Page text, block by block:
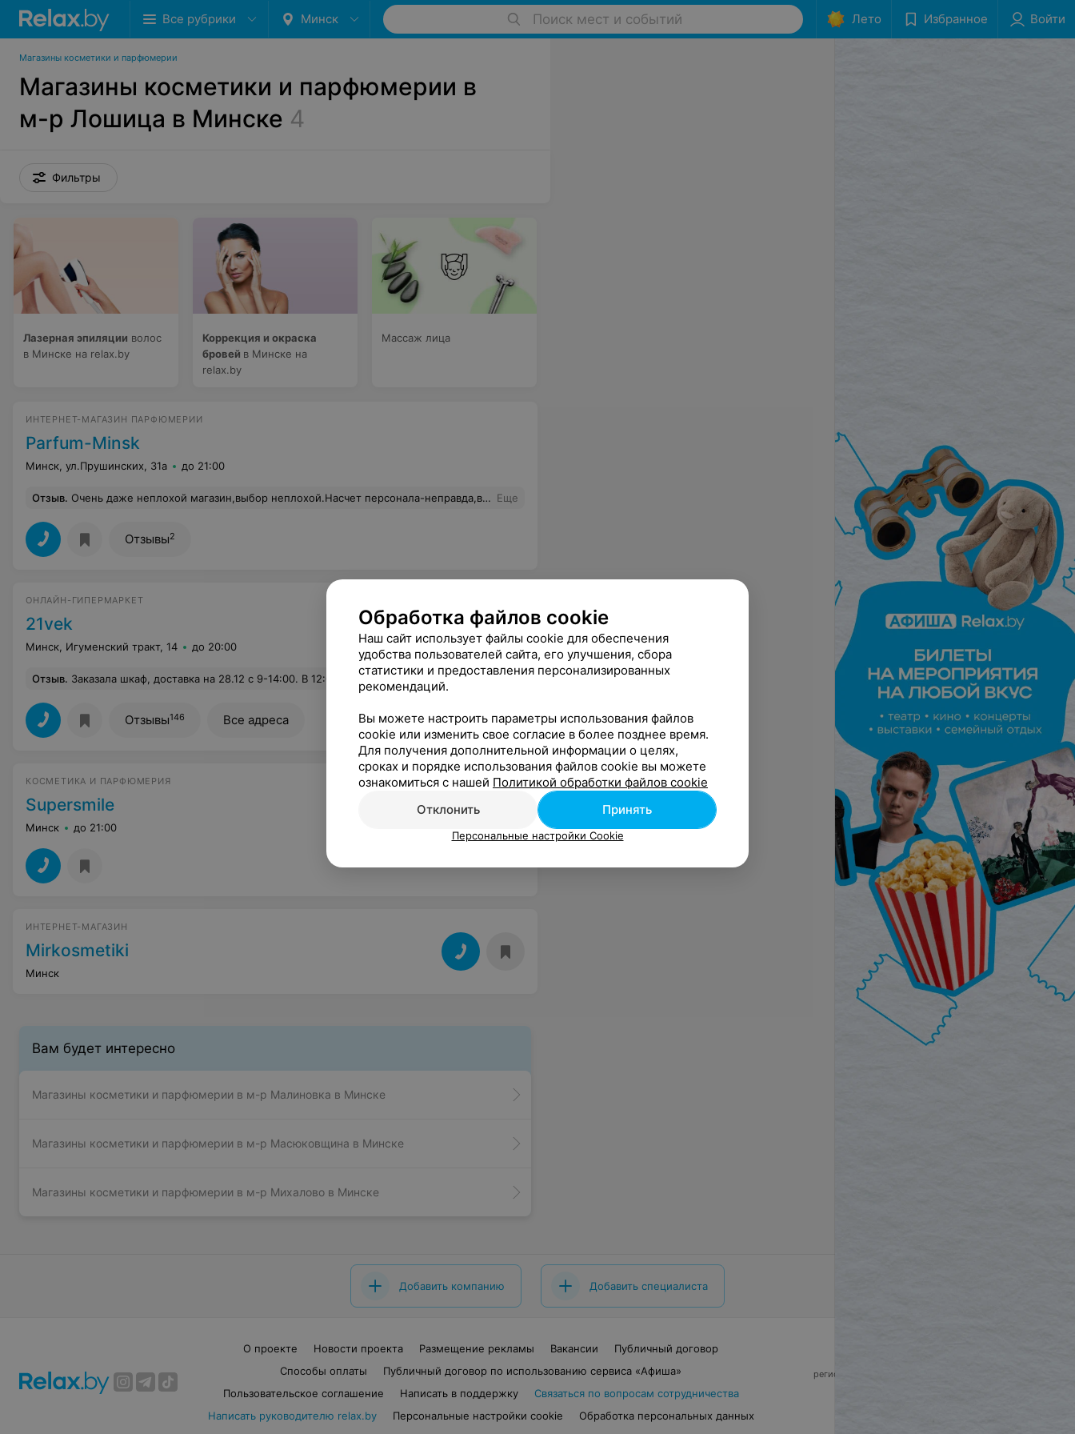
Все рубрики Минск Поиск мест и событий Лето Избранное Войти
Магазины косметики и парфюмерии
Магазины косметики и парфюмерии в
м-р Лошица в Минске 4
Фильтры
Лазерная эпиляции волос
в Минске на relax.by
Коррекция и окраска
бровей в Минске на
relax.by
Массаж лица
ИНТЕРНЕТ-МАГАЗИН ПАРФЮМЕРИИ
Parfum-Minsk
Минск, ул.Прушинских, 31а до 21:00
Отзыв. Очень даже неплохой магазин,выбор неплохой.Насчет персонала-неправда,вполне вежливый и адэкватный продавец,зовут то ли Андрей или Сергей.Все подобрал профессионально и знает очень много о парфюме.РЕКОМЕНДУЮ!!!! Еще
Отзывы2
ОНЛАЙН-ГИПЕРМАРКЕТ
21vek
Минск, Игуменский тракт, 14 до 20:00
Отзыв. Заказала шкаф, доставка на 28.12 с 9-14:00. В 12:00 звонит оператор и говорит шкафа нет в наличии, можем доставить 02.01.почему нельзя было предупредить заранее, чтобы можно было выбрать другой шкаф и чтобы доставили когда мне нужно... Последний выходной в этом году. Выбров другой шкаф, они сказали сегодня не можем доставить... Только завтра. А вы спросили могу ли я его принять завтра. Косячат и не исправляют свои косяки. Ужасное отношение к клиенту. Испортилось обслуживание у вас... Столько негатива от вас перед праздниками. Еще
Отзывы146 Все адреса
КОСМЕТИКА И ПАРФЮМЕРИЯ
Supersmile
Минск до 21:00
ИНТЕРНЕТ-МАГАЗИН
Mirkosmetiki
Минск
Вам будет интересно
Магазины косметики и парфюмерии в м-р Малиновка в Минске
Магазины косметики и парфюмерии в м-р Масюковщина в Минске
Магазины косметики и парфюмерии в м-р Михалово в Минске
Добавить компанию Добавить специалиста
О проекте Новости проекта Размещение рекламы Вакансии
Публичный договор
Способы оплаты
Публичный договор по использованию сервиса «Афиша»
Пользовательское соглашение
Написать в поддержку
Связаться по вопросам сотрудничества
Написать руководителю relax.by
Персональные настройки cookie Обработка персональных данных
регистрирующий орган - Минский горисполком
Обработка файлов cookie
Наш сайт использует файлы cookie для обеспечения
удобства пользователей сайта, его улучшения, сбора
статистики и предоставления персонализированных
рекомендаций.
Вы можете настроить параметры использования файлов
cookie или изменить свое согласие в более позднее время.
Для получения дополнительной информации о целях,
сроках и порядке использования файлов cookie вы можете
ознакомиться с нашей Политикой обработки файлов cookie
Отклонить
Принять
Персональные настройки Cookie